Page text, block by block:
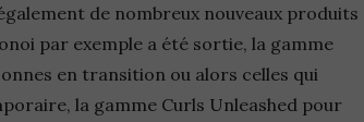
de nombreux nouveaux produits
par exemple a été sortie, la gamme
en transition ou alors celles qui
la gamme Curls Unleashed pour